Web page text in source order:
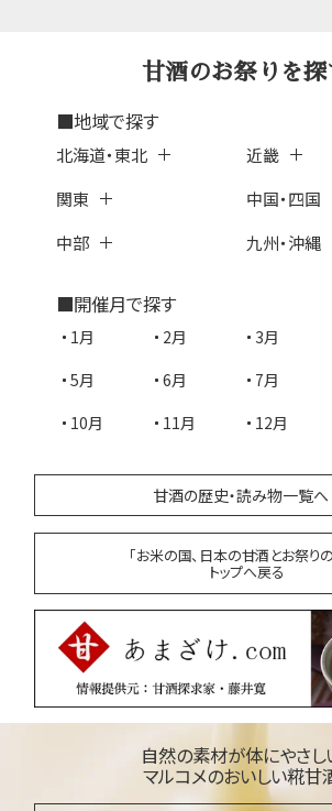
甘酒のお祭りを探
■地域で探す
北海道・東北
関東
中部
近畿
中国・四国
九州・沖縄
■開催月で探す
1月 2月 3月
5月
6月 7月
10月
11月 12月
甘酒の歴史・読み物一覧へ
「お米の国、日本の甘酒とお祭りの
トップへ戻る
自然の素材が体にやさし
マルコメのおいしい糀甘